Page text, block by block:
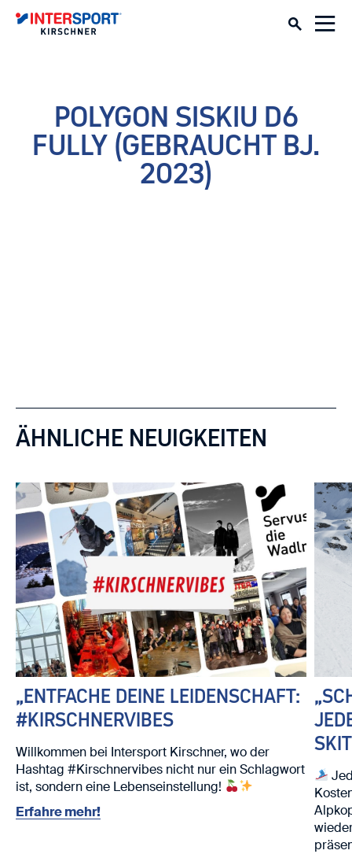
POLYGON SISKIU D6
FULLY (GEBRAUCHT BJ.
2023)
ÄHNLICHE NEUIGKEITEN
„ENTFACHE DEINE LEIDENSCHAFT:
#KIRSCHNERVIBES
Willkommen bei Intersport Kirschner, wo der
Hashtag #Kirschnervibes nicht nur ein Schlagwort
ist, sondern eine Lebenseinstellung!
Erfahre mehr!